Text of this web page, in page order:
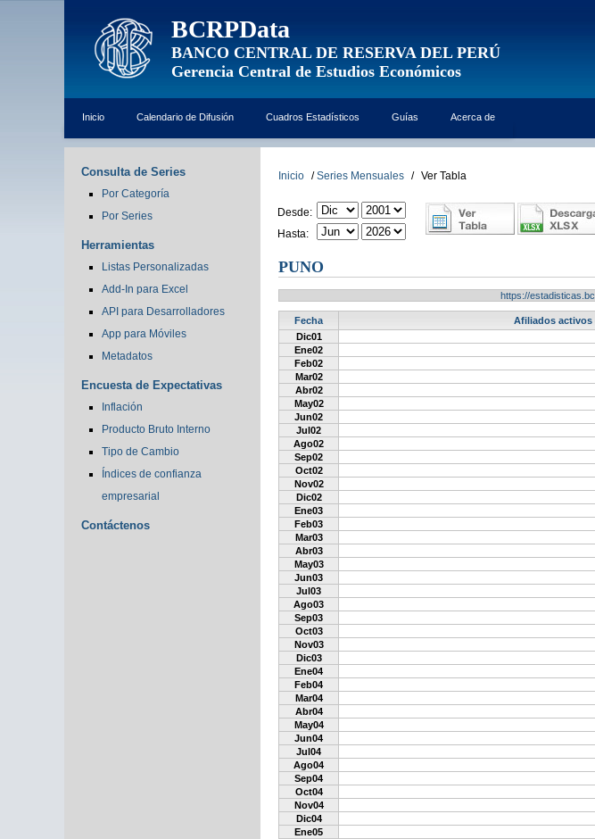
BCRPData
BANCO CENTRAL DE RESERVA DEL PERÚ
Gerencia Central de Estudios Económicos
Inicio Calendario de Difusión Cuadros Estadísticos Guías Acerca de
Consulta de Series
Por Categoría
Por Series
Herramientas
Listas Personalizadas
Add-In para Excel
API para Desarrolladores
App para Móviles
Metadatos
Encuesta de Expectativas
Inflación
Producto Bruto Interno
Tipo de Cambio
Índices de confianza
empresarial
Contáctenos
Inicio / Series Mensuales / Ver Tabla
Desde:
Hasta:
PUNO
https://
Fecha
Afiliados activos
Dic01
Ene02
Feb02
Mar02
Abr02
May02
Jun02
Jul02
Ago02
Sep02
Oct02
Nov02
Dic02
Ene03
Feb03
Mar03
Abr03
May03
Jun03
Jul03
Ago03
Sep03
Oct03
Nov03
Dic03
Ene04
Feb04
Mar04
Abr04
May04
Jun04
Jul04
Ago04
Sep04
Oct04
Nov04
Dic04
Ene05